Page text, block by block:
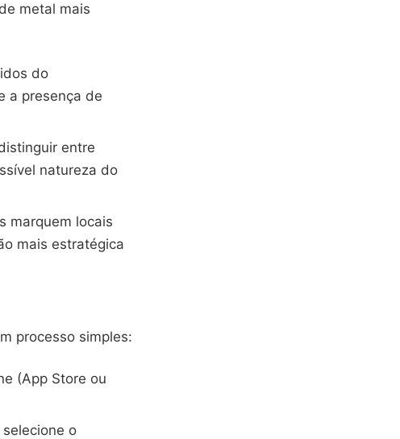
metal mais
do
a presença de
entre
natureza do
marquem locais
mais estratégica
processo simples:
(App Store ou
selecione o